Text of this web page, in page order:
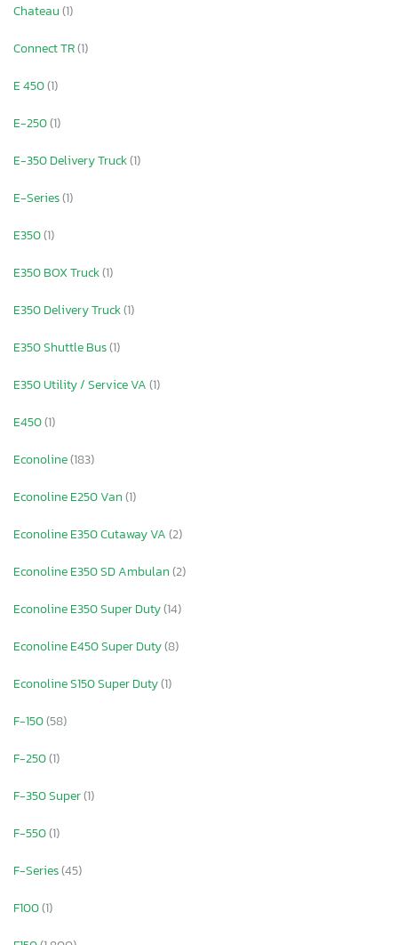
Chateau(1)
Connect TR(1)
E 450(1)
E-250(1)
E-350 Delivery Truck(1)
E-Series(1)
E350(1)
E350 BOX Truck(1)
E350 Delivery Truck(1)
E350 Shuttle Bus(1)
E350 Utility / Service VA(1)
E450(1)
Econoline(183)
Econoline E250 Van(1)
Econoline E350 Cutaway VA(2)
Econoline E350 SD Ambulan(2)
Econoline E350 Super Duty(14)
Econoline E450 Super Duty(8)
Econoline S150 Super Duty(1)
F-150(58)
F-250(1)
F-350 Super(1)
F-550(1)
F-Series(45)
F100(1)